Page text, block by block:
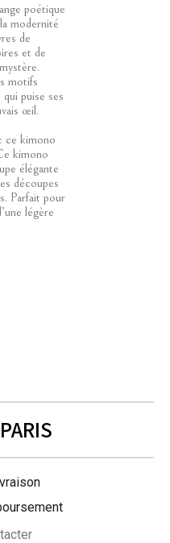
poétique
modernité
de
et de
motifs
puise ses
œil.
ce kimono
kimono
élégante
découpes
Parfait pour
légère